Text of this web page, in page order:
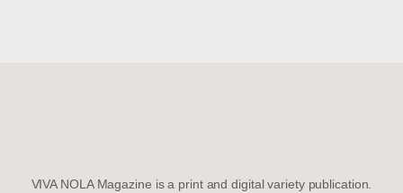
VIVA NOLA Magazine is a print and digital variety publication.